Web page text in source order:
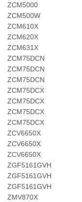
ZCM5000
ZCM500W
ZCM610X
ZCM620X
ZCM631X
ZCM75DCN
ZCM75DCN
ZCM75DCN
ZCM75DCX
ZCM75DCX
ZCM75DCX
ZCM75DCX
ZCV6650X
ZCV6650X
ZCV6650X
ZGF5161GVH
ZGF5161GVH
ZGF5161GVH
ZMV870X